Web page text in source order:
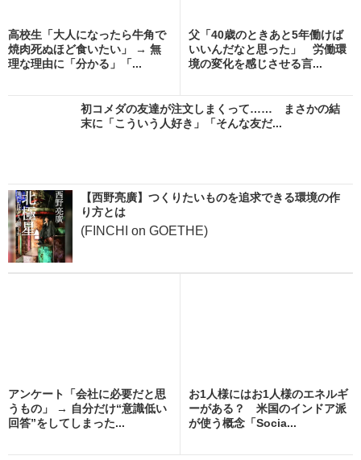
高校生「大人になったら牛角で
焼肉死ぬほど食いたい」 → 無
理な理由に「分かる」「...
父「40歳のときあと5年働けば
いいんだなと思った」 労働環
境の変化を感じさせる言...
初コメダの友達が注文しまくって…… まさかの結
末に「こういう人好き」「そんな友だ...
【西野亮廣】つくりたいものを追求できる環境の作
り方とは
(FINCHI on GOETHE)
アンケート「会社に必要だと思
うもの」 → 自分だけ“意識低い
回答”をしてしまった...
お1人様にはお1人様のエネルギ
ーがある？ 米国のインドア派
が使う概念「Socia...